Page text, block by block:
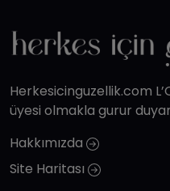
Herkesicinguzellik.com
üyesi olmakla gurur
Hakkımızda
Site Haritası